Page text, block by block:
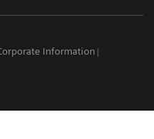
Information